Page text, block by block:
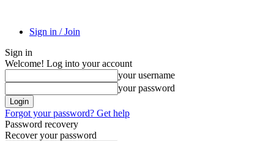
Sign in / Join
Sign in
Welcome! Log into your account
your username
your password
Forgot your password? Get help
Password recovery
Recover your password